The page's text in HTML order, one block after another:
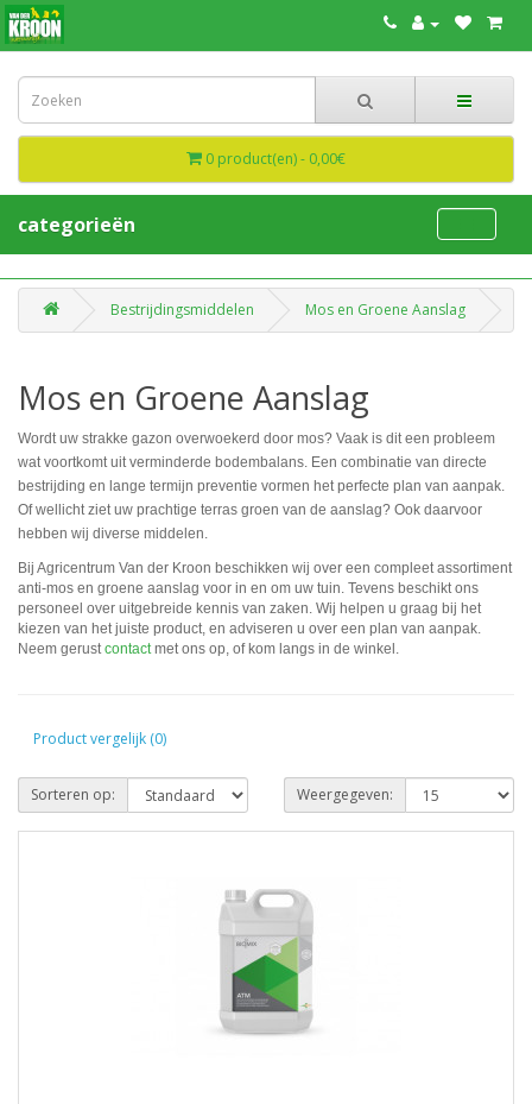
0 product(en) - 0,00€
categorieën
Bestrijdingsmiddelen Mos en Groene Aanslag
Mos en Groene Aanslag
Wordt uw strakke gazon overwoekerd door mos? Vaak is dit een probleem
wat voortkomt uit verminderde bodembalans. Een combinatie van directe
bestrijding en lange termijn preventie vormen het perfecte plan van aanpak.
Of wellicht ziet uw prachtige terras groen van de aanslag? Ook daarvoor
hebben wij diverse middelen.
Bij Agricentrum Van der Kroon beschikken wij over een compleet assortiment
anti-mos en groene aanslag voor in en om uw tuin. Tevens beschikt ons
personeel over uitgebreide kennis van zaken. Wij helpen u graag bij het
kiezen van het juiste product, en adviseren u over een plan van aanpak.
Neem gerust contact met ons op, of kom langs in de winkel.
Product vergelijk (0)
Sorteren op: Weergegeven: